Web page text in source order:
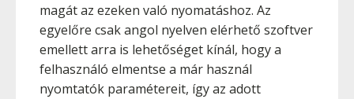
magát az ezeken való nyomatáshoz. Az
egyelőre csak angol nyelven elérhető szoftver
emellett arra is lehetőséget kínál, hogy a
felhasználó elmentse a már használ
nyomtatók paramétereit, így az adott